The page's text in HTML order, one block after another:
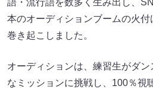
語・流行語を数多く生み出し、
本のオーディションブームの火
巻き起こしました。
オーディションは、練習生がダン
なミッションに挑戦し、100％視